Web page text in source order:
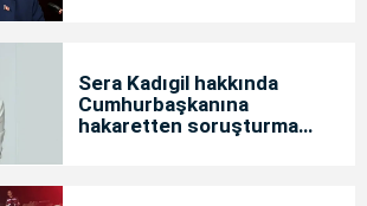
Sera Kadıgil hakkında
Cumhurbaşkanına
hakaretten soruşturma